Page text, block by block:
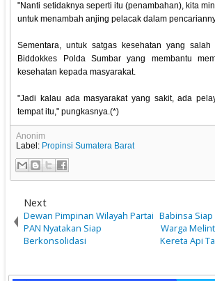
"Nanti setidaknya seperti itu (penambahan), kita
untuk menambah anjing pelacak dalam
Sementara, untuk satgas kesehatan yang
Biddokkes Polda Sumbar yang membantu
kesehatan kepada masyarakat.
"Jadi kalau ada masyarakat yang sakit, ada
tempat itu," pungkasnya.(*)
Anonim
Label: Propinsi Sumatera Barat
Next
Dewan Pimpinan Wilayah Partai
PAN Nyatakan Siap
Berkonsolidasi
Babinsa
Warga
Kereta Api